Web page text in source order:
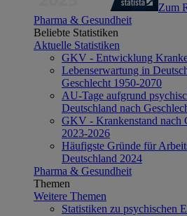
Zum
Pharma & Gesundheit
Beliebte Statistiken
Aktuelle Statistiken
GKV - Entwicklung
Lebenserwartung in
Geschlecht 1950-2070
AU-Tage aufgrund
Deutschland nach
GKV - Krankenstand nach
2023-2026
Häufigste Gründe für
Deutschland 2024
Pharma & Gesundheit
Themen
Weitere Themen
Statistiken zu psychischen